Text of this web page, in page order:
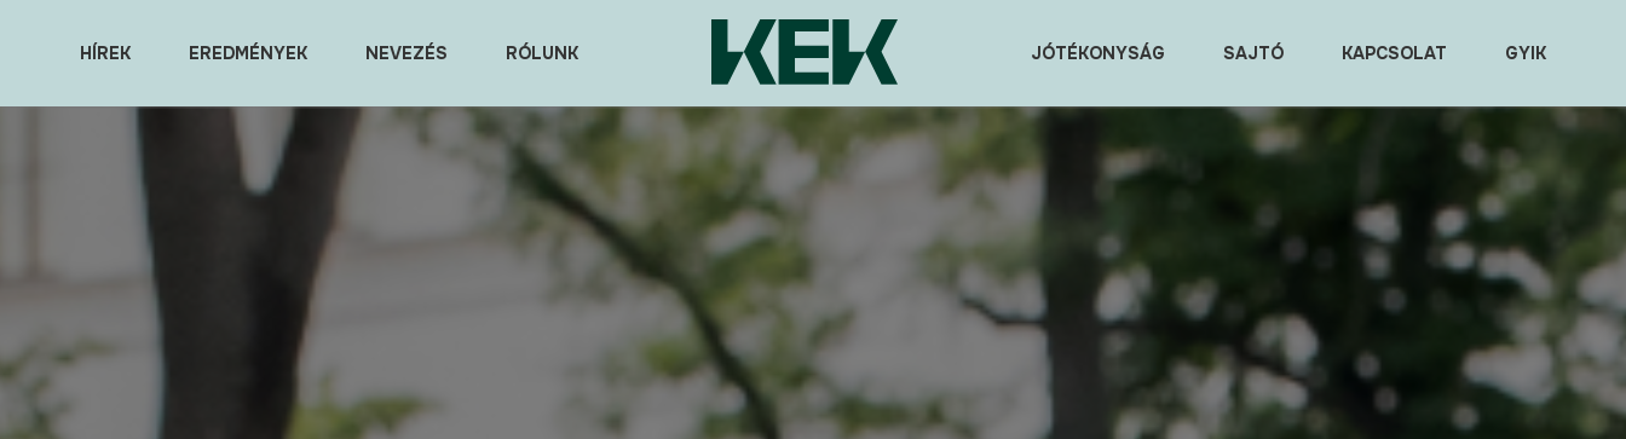
HÍREK EREDMÉNYEK NEVEZÉS RÓLUNK JÓTÉKONYSÁG SAJTÓ KAPCSOLAT GYIK